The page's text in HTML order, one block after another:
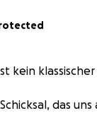
kein
das